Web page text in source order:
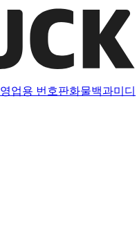
영업용 번호판화물백과미디